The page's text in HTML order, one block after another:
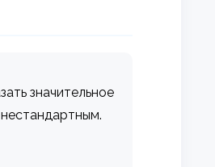
значительное